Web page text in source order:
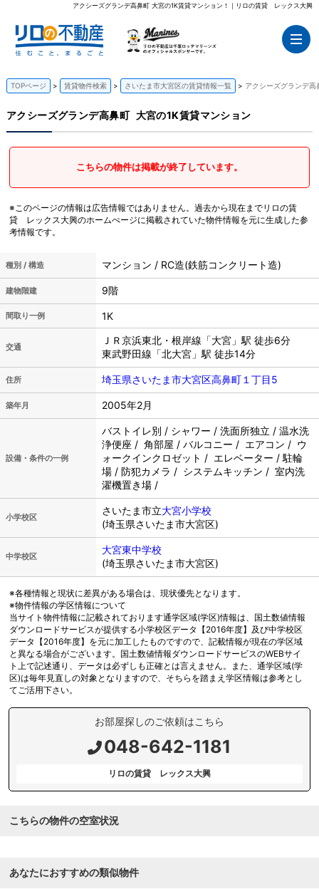
アクシーズグランデ高鼻町 大宮の1K賃貸マンション！｜リロの賃貸 レックス大興
TOPページ 賃貸物件検索 さいたま市大宮区の賃貸情報一覧 アクシーズグランデ
アクシーズグランデ高鼻町 大宮の1K賃貸マンション
こちらの物件は掲載が終了しています。
※このページの情報は広告情報ではありません。過去から現在までリロの賃
貸 レックス大興のホームぺージに掲載されていた物件情報を元に生成した参
考情報です。
種別 / 構造 マンション / RC造(鉄筋コンクリート造)
建物階建 9階
間取り一例 1K
交通
ＪＲ京浜東北・根岸線「大宮」駅 徒歩6分
東武野田線「北大宮」駅 徒歩14分
住所 埼玉県さいたま市大宮区高鼻町１丁目5
築年月 2005年2月
設備・条件の一例
バストイレ別 / シャワー / 洗面所独立 / 温水洗
浄便座 / 角部屋 / バルコニー / エアコン / ウ
ォークインクロゼット / エレベーター / 駐輪
場 / 防犯カメラ / システムキッチン / 室内洗
濯機置き場 /
小学校区
さいたま市立大宮小学校
(埼玉県さいたま市大宮区)
中学校区
大宮東中学校
(埼玉県さいたま市大宮区)
※各種情報と現状に差異がある場合は、現状優先となります。
※物件情報の学区情報について
当サイト物件情報に記載されております通学区域(学区)情報は、国土数値情報
ダウンロードサービスが提供する小学校区データ【2016年度】及び中学校区
データ【2016年度】を元に加工したものですので、記載情報が現在の学区域
と異なる場合がございます。国土数値情報ダウンロードサービスのWEBサイ
ト上で記述通り、データは必ずしも正確とは言えません。また、通学区域(学
区)は毎年見直しの対象となりますので、そちらを踏まえ学区情報は参考とし
てご活用下さい。
お部屋探しのご依頼はこちら
048-642-1181
リロの賃貸 レックス大興
こちらの物件の空室状況
あなたにおすすめの類似物件